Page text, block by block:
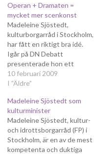
Operan + Dramaten =
mycket mer scenkonst
Madeleine Sjöstedt,
kulturborgarråd i Stockholm,
har fått en riktigt bra idé.
Igår på DN Debatt
presenterade hon ett
förslag om att slå ihop
Dramaten och Operan till en
är att man kan ha en
administration för båda
scenerna och därmed spara
pengar, pengar som istället
kan…
10 februari 2009
I ”Äldre”
Madeleine Sjöstedt som
kulturminister
Madeleine Sjöstedt, kultur-
och idrottsborgarråd (FP) i
Stockholm, är en av de mest
kompetenta och duktiga